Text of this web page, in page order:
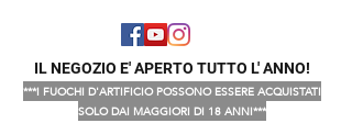
IL NEGOZIO E' APERTO TUTTO L' ANNO!
***I FUOCHI D'ARTIFICIO POSSONO ESSERE ACQUISTATI
SOLO DAI MAGGIORI DI 18 ANNI***